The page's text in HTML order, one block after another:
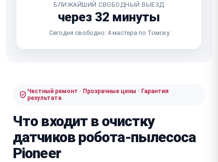
БЛИЖАЙШИЙ СВОБОДНЫЙ ВЫЕЗД
через 32 минуты
Сегодня свободно: 4 мастера по Томску
Честный ремонт · Прозрачные цены · Гарантия
результата
Что входит в очистку
датчиков робота-пылесоса
Pioneer